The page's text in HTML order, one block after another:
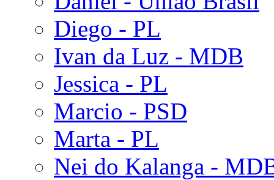
Diego - PL
Ivan da Luz - MDB
Jessica - PL
Marcio - PSD
Marta - PL
Nei do Kalanga -